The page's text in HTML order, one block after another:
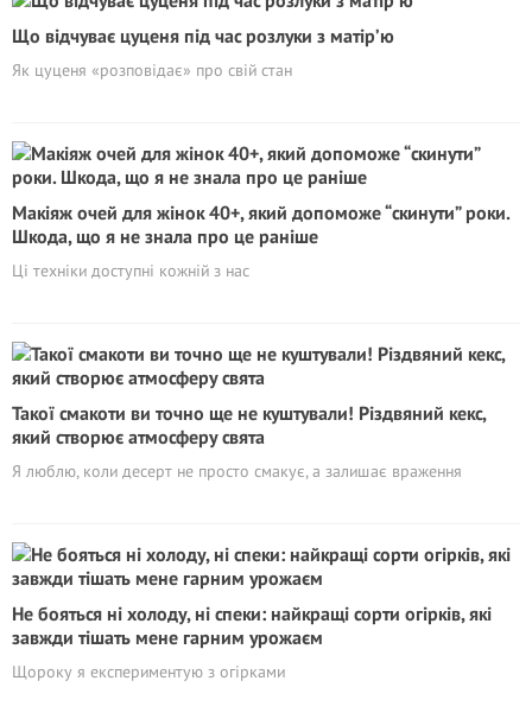
Що відчуває цуценя під час розлуки з матір’ю
Як цуценя «розповідає» про свій стан
Макіяж очей для жінок 40+, який допоможе “скинути” роки.
Шкода, що я не знала про це раніше
Ці техніки доступні кожній з нас
Такої смакоти ви точно ще не куштували! Різдвяний кекс,
який створює атмосферу свята
Я люблю, коли десерт не просто смакує, а залишає враження
Не бояться ні холоду, ні спеки: найкращі сорти огірків, які
завжди тішать мене гарним урожаєм
Щороку я експериментую з огірками